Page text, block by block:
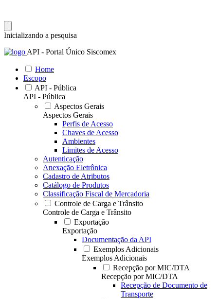
Inicializando a pesquisa
API - Portal Único Siscomex
Home
Escopo
API - Pública
API - Pública
Aspectos Gerais
Aspectos Gerais
Perfis de Acesso
Chaves de Acesso
Ambientes
Limites de Acesso
Autenticação
Anexação Eletrônica
Cadastro de Atributos
Catálogo de Produtos
Classificação Fiscal de Mercadoria
Controle de Carga e Trânsito
Controle de Carga e Trânsito
Exportação
Exportação
Documentação da API
Exemplos Adicionais
Exemplos Adicionais
Recepção por MIC/DTA
Recepção por MIC/DTA
Recepção de Documento de
Transporte